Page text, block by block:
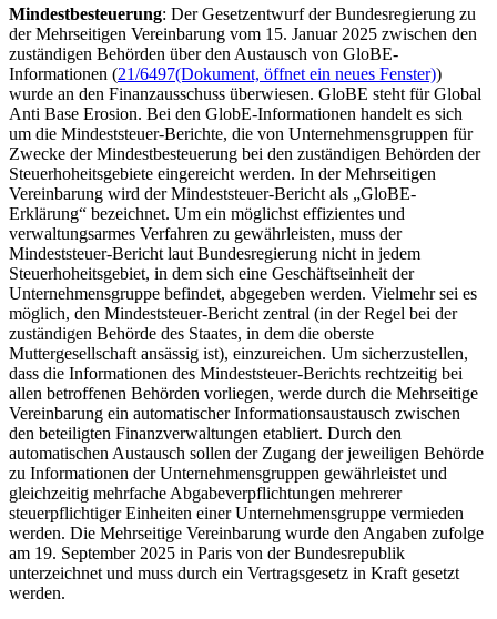
Mindestbesteuerung: Der Gesetzentwurf der Bundesregierung zu
der Mehrseitigen Vereinbarung vom 15. Januar 2025 zwischen den
zuständigen Behörden über den Austausch von GloBE-
Informationen (21/6497(Dokument, öffnet ein neues Fenster))
wurde an den Finanzausschuss überwiesen. GloBE steht fürGlobal
Anti Base Erosion. Bei den GlobE-Informationen handelt es sich
um die Mindeststeuer-Berichte, die von Unternehmensgruppen für
Zwecke der Mindestbesteuerung bei den zuständigen Behörden der
Steuerhoheitsgebiete eingereicht werden. In der Mehrseitigen
Vereinbarung wird der Mindeststeuer-Bericht als „GloBE-
Erklärung“ bezeichnet. Um ein möglichst effizientes und
verwaltungsarmes Verfahren zu gewährleisten, muss der
Mindeststeuer-Bericht laut Bundesregierung nicht in jedem
Steuerhoheitsgebiet, in dem sich eine Geschäftseinheit der
Unternehmensgruppe befindet, abgegeben werden. Vielmehr sei es
möglich, den Mindeststeuer-Bericht zentral (in der Regel bei der
zuständigen Behörde des Staates, in dem die oberste
Muttergesellschaft ansässig ist), einzureichen. Um sicherzustellen,
dass die Informationen des Mindeststeuer-Berichts rechtzeitig bei
allen betroffenen Behörden vorliegen, werde durch die Mehrseitige
Vereinbarung ein automatischer Informationsaustausch zwischen
den beteiligten Finanzverwaltungen etabliert. Durch den
automatischen Austausch sollen der Zugang der jeweiligen Behörde
zu Informationen der Unternehmensgruppen gewährleistet und
gleichzeitig mehrfache Abgabeverpflichtungen mehrerer
steuerpflichtiger Einheiten einer Unternehmensgruppe vermieden
werden. Die Mehrseitige Vereinbarung wurde den Angaben zufolge
am 19. September 2025 in Paris von der Bundesrepublik
unterzeichnet und muss durch ein Vertragsgesetz in Kraft gesetzt
werden.